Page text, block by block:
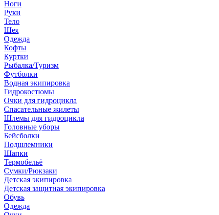
Ноги
Руки
Тело
Шея
Одежда
Кофты
Куртки
Рыбалка/Туризм
Футболки
Водная экипировка
Гидрокостюмы
Очки для гидроцикла
Спасательные жилеты
Шлемы для гидроцикла
Головные уборы
Бейсболки
Подшлемники
Шапки
Термобельё
Сумки/Рюкзаки
Детская экипировка
Детская защитная экипировка
Обувь
Одежда